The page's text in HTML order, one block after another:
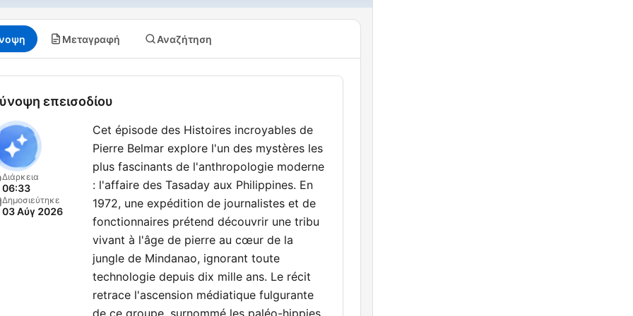
Μεταγραφή Αναζήτηση
επεισοδίου
Διάρκεια
06:33
Δημοσιεύτηκε
03 Αύγ 2026
Cet épisode des Histoires incroyables de
Pierre Belmar explore l'un des mystères les
plus fascinants de l'anthropologie moderne
: l'affaire des Tasaday aux Philippines. En
1972, une expédition de journalistes et de
fonctionnaires prétend découvrir une tribu
vivant à l'âge de pierre au cœur de la
jungle de Mindanao, ignorant toute
technologie depuis dix mille ans. Le récit
retrace l'ascension médiatique fulgurante
de ce groupe, surnommé les paléo-hippies,